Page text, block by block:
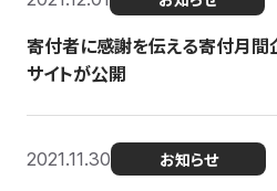
寄付者に感謝を伝える寄付月間
サイトが公開
2021.11.30 お知らせ